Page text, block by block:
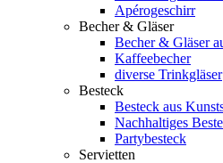
Apérogeschirr
Becher & Gläser
Becher & Gläser
Kaffeebecher
diverse Trinkgläser
Besteck
Besteck aus
Nachhaltiges
Partybesteck
Servietten